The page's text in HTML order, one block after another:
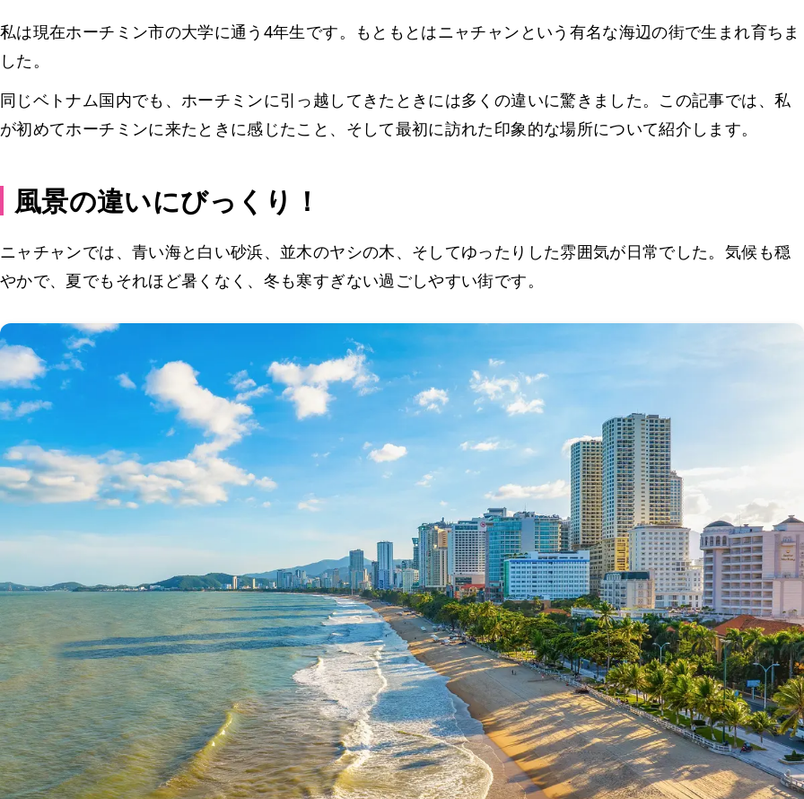
私は現在ホーチミン市の大学に通う4年生です。もともとはニャチャンという有名な海辺の街で生まれ育ちま
した。
同じベトナム国内でも、ホーチミンに引っ越してきたときには多くの違いに驚きました。この記事では、私
が初めてホーチミンに来たときに感じたこと、そして最初に訪れた印象的な場所について紹介します。
風景の違いにびっくり！
ニャチャンでは、青い海と白い砂浜、並木のヤシの木、そしてゆったりした雰囲気が日常でした。気候も穏
やかで、夏でもそれほど暑くなく、冬も寒すぎない過ごしやすい街です。